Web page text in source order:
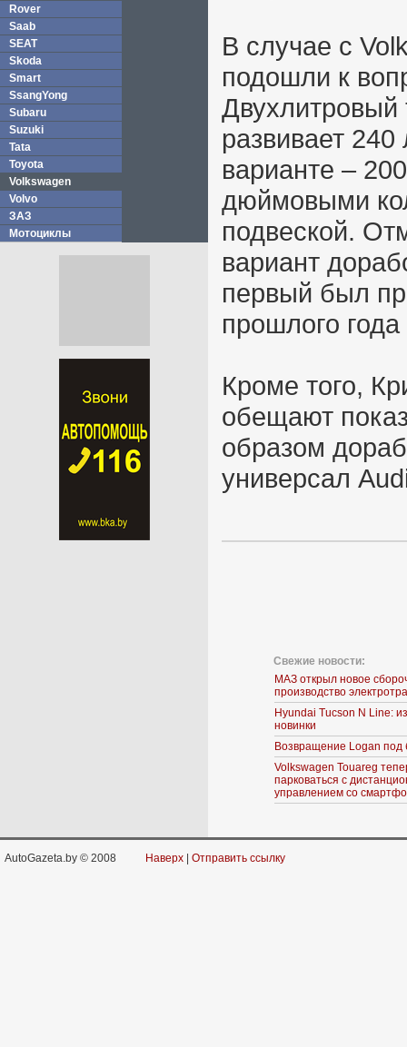
Rover
Saab
SEAT
Skoda
Smart
SsangYong
Subaru
Suzuki
Tata
Toyota
Volkswagen
Volvo
ЗАЗ
Мотоциклы
В случае с
подошли к
Двухлитровый
развивает
варианте –
дюймовыми
подвеской.
вариант
первый был
прошлого
Кроме того,
обещают
образом
универсал
Свежие новости:
МАЗ открыл новое
производство
Hyundai Tucson N Line:
новинки
Возвращение Logan под
Volkswagen Touareg
парковаться с
управлением со
AutoGazeta.by © 2008 Наверх Отправить ссылку